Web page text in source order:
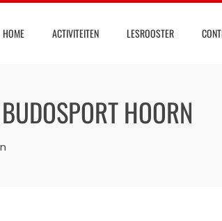
HOME ACTIVITEITEN LESROOSTER
HOORN